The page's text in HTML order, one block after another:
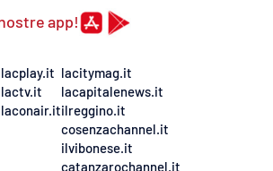
app!
lacplay.it
lactv.it
laconair.it
lacitymag.it
lacapitalenews.it
ilreggino.it
cosenzachannel.it
ilvibonese.it
catanzarochannel.it